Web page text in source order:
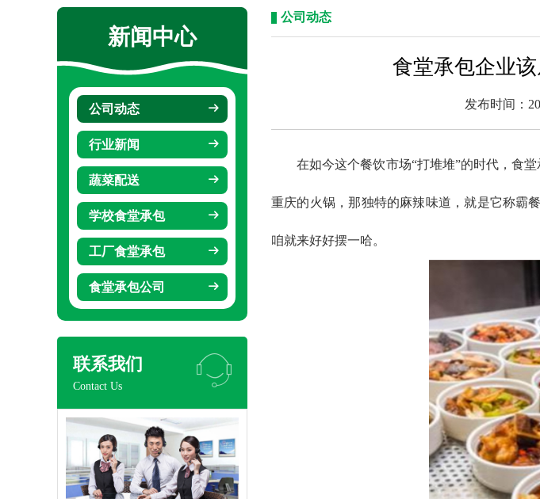
新闻中心
公司动态
行业新闻
蔬菜配送
学校食堂承包
工厂食堂承包
食堂承包公司
联系我们
Contact Us
公司动态
食堂承包企业
发布时间：
在如今这个餐饮市场“打堆堆”的时代，食
重庆的火锅，那独特的麻辣味道，就是它称霸
咱就来好好摆一哈。